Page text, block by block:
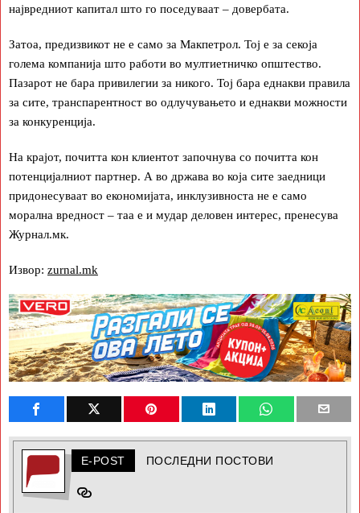
највредниот капитал што го поседуваат – довербата.
Затоа, предизвикот не е само за Макпетрол. Тој е за секоја
голема компанија што работи во мултиетничко општество.
Пазарот не бара привилегии за никого. Тој бара еднакви правила
за сите, транспарентност во одлучувањето и еднакви можности
за конкуренција.
На крајот, почитта кон клиентот започнува со почитта кон
потенцијалниот партнер. А во држава во која сите заедници
придонесуваат во економијата, инклузивноста не е само
морална вредност – таа е и мудар деловен интерес, пренесува
Журнал.мк.
Извор: zurnal.mk
E-POST ПОСЛЕДНИ ПОСТОВИ